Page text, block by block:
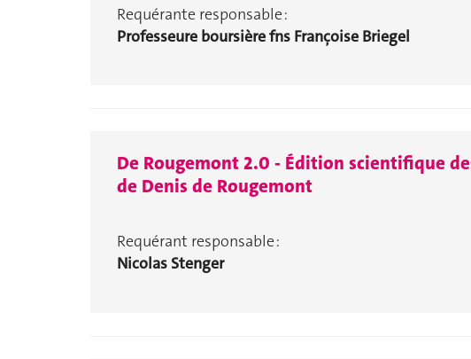
Requérante responsable :
Professeure boursière fns Françoise Briegel
De Rougemont 2.0 - Édition scientifique
de Denis de Rougemont
Requérant responsable :
Nicolas Stenger